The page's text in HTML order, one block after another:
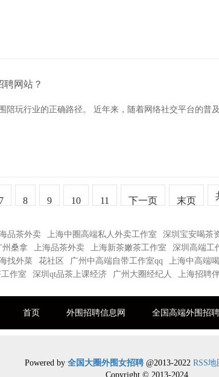
网站？
陪玩行业的正确路径。 近年来，随着网络社交平台的普
7 8 9 10 11 下一页 末页
品茶外卖 上海中圈高端私人外卖工作室 深圳宝安喝茶
州桑拿 上海品茶外卖 上海新茶嫩茶工作室 深圳高端工
找外菜 花社区 广州中高端自带工作室qq 上海中高端
作室 深圳qt品茶上课经济 广州大圈经纪人 上海招聘
首页 外围招聘信息网 全国高端外围招
Powered by 全国大圈外围女招聘 @2013-2022 RSS地
Copyright © 2013-2024